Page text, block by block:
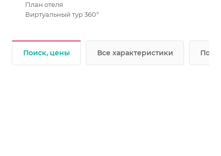
План отеля
Виртуальный тур 360°
Поиск, цены Все характеристики